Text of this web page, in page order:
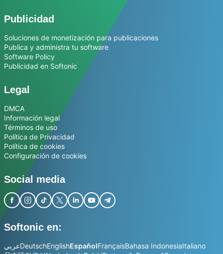
Publicidad
Soluciones de monetización para publicaciones
Publica y administra tu software
Software Policy
Publicidad en Softonic
Legal
DMCA
Información legal
Términos de uso
Política de Privacidad
Política de cookies
Configuración de cookies
Social media
Softonic en:
عربيDeutschEnglishEspañolFrançaisBahasa IndonesiaItaliano